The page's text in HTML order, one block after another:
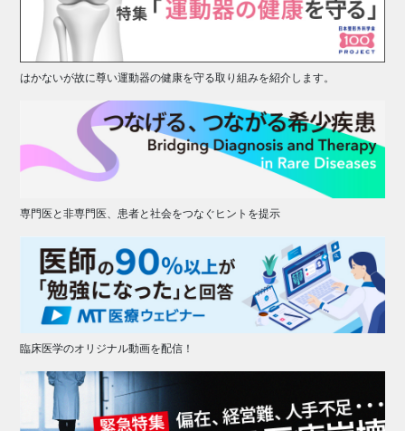
はかないが故に尊い運動器の健康を守る取り組みを紹介します。
専門医と非専門医、患者と社会をつなぐヒントを提示
臨床医学のオリジナル動画を配信！